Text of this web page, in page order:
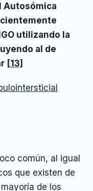
Autosómica
utilizando la
al de
[13]
común, al igual
que existen de
de los